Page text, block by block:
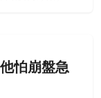
人分享，曾
幫我賺了超
怕崩盤急